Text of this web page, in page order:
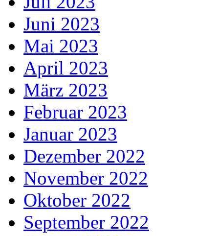
Juni 2023
Mai 2023
April 2023
März 2023
Februar 2023
Januar 2023
Dezember 2022
November 2022
Oktober 2022
September 2022